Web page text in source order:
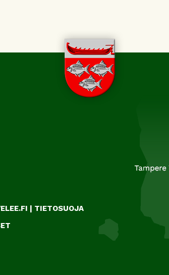
| TIETOSUOJA